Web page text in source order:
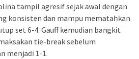
tampil agresif sejak awal dengan
konsisten dan mampu mematahkan
set 6-4. Gauff kemudian bangkit
tie-break sebelum
menjadi 1-1.